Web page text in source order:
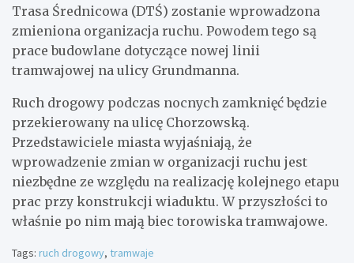
Trasa Średnicowa (DTŚ) zostanie wprowadzona
zmieniona organizacja ruchu. Powodem tego są
prace budowlane dotyczące nowej linii
tramwajowej na ulicy Grundmanna.
Ruch drogowy podczas nocnych zamknięć będzie
przekierowany na ulicę Chorzowską.
Przedstawiciele miasta wyjaśniają, że
wprowadzenie zmian w organizacji ruchu jest
niezbędne ze względu na realizację kolejnego etapu
prac przy konstrukcji wiaduktu. W przyszłości to
właśnie po nim mają biec torowiska tramwajowe.
Tags: ruch drogowy, tramwaje